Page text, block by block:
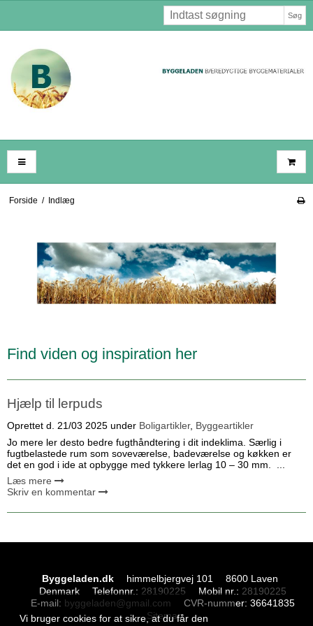
Vi bruger cookies for at sikre, at du får den
Søg
Forside / Indlæg
Find viden og inspiration her
Hjælp til lerpuds
Oprettet d. 21/03 2025 under Boligartikler, Byggeartikler
Jo mere ler desto bedre fugthåndtering i dit indeklima. Særlig i
fugtbelastede rum som soveværelse, badeværelse og køkken er
det en god i ide at opbygge med tykkere lerlag 10 – 30 mm. ...
Læs mere
Skriv en kommentar
Byggeladen.dk himmelbjergvej 101
8600 Laven
Denmark
Telefonnr. : 28190225 Mobil nr. : 28190225
E-mail: byggeladen@gmail.com CVR-nummer: 36641835
Sitemap